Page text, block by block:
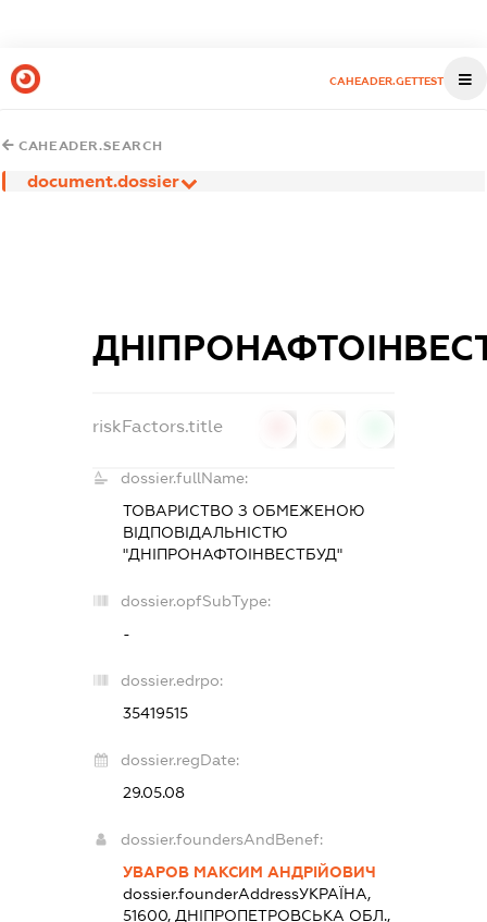
CAHEADER.GETTEST
CAHEADER.SEARCH
document.dossier
riskFactors.title
dossier.fullName:
ТОВАРИСТВО З ОБМЕЖЕНОЮ
ВІДПОВІДАЛЬНІСТЮ
"ДНІПРОНАФТОІНВЕСТБУД"
dossier.opfSubType:
-
dossier.edrpo:
35419515
dossier.regDate:
29.05.08
dossier.foundersAndBenef:
УВАРОВ МАКСИМ АНДРІЙОВИЧ
dossier.founderAddressУКРАЇНА,
51600, ДНІПРОПЕТРОВСЬКА ОБЛ.,